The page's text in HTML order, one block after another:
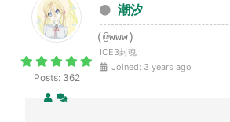
Posts: 362
潮汐
(@www)
ICE3封魂
Joined: 3 years ago